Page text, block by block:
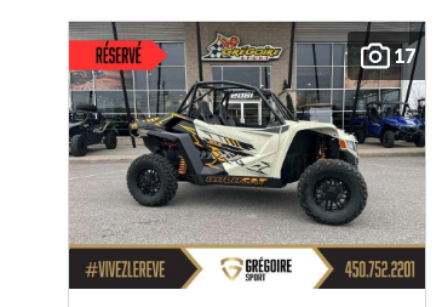
17